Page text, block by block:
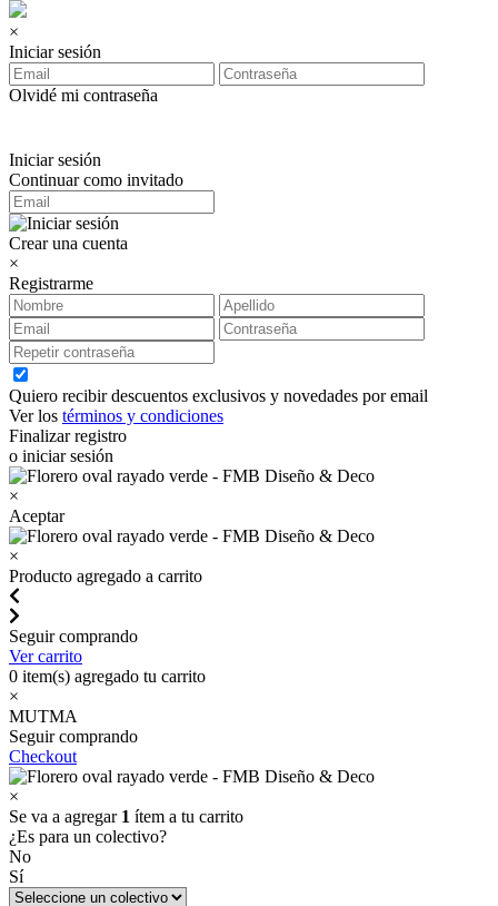
×
Iniciar sesión
Olvidé mi contraseña
Iniciar sesión
Continuar como invitado
Crear una cuenta
×
Registrarme
Quiero recibir descuentos exclusivos y novedades por email
Ver los términos y condiciones
Finalizar registro
o iniciar sesión
×
Aceptar
×
Producto agregado a carrito
Seguir comprando
Ver carrito
0 item(s) agregado tu carrito
×
MUTMA
Seguir comprando
Checkout
×
Se va a agregar 1 ítem a tu carrito
¿Es para un colectivo?
No
Sí